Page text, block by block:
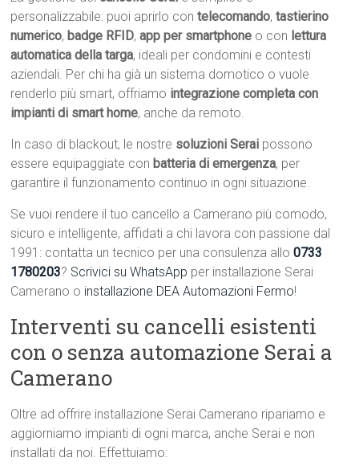
personalizzabile: puoi aprirlo contelecomando,tastierino
numerico, badge RFID,app per smartphone o con lettura
automatica della targa, ideali per condomini e contesti
aziendali. Per chi ha già un sistema domotico o vuole
renderlo più smart, offriamo integrazione completa con
impianti di smart home, anche da remoto.
In caso di blackout, le nostre soluzioni Serai possono
essere equipaggiate con batteria di emergenza, per
garantire il funzionamento continuo in ogni situazione.
Se vuoi rendere il tuo cancello a Camerano più comodo,
sicuro e intelligente, affidati a chi lavora con passione dal
1991: contatta un tecnico per una consulenza allo0733
1780203? Scrivici su WhatsApp per installazione Serai
Camerano o installazione DEA Automazioni Fermo!
Interventi su cancelli esistenti
con o senza automazione Serai a
Camerano
Oltre ad offrire installazione Serai Camerano ripariamo e
aggiorniamo impianti di ogni marca, anche Serai e non
installati da noi. Effettuiamo: